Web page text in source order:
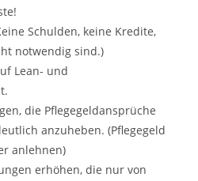
Schulden, keine Kredite,
notwendig sind.)
Lean- und
die Pflegegeldansprüche
anzuheben. (Pflegegeld
anlehnen)
erhöhen, die nur von